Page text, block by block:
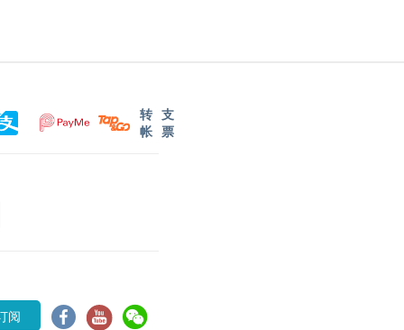
转
帐
支
票
阅